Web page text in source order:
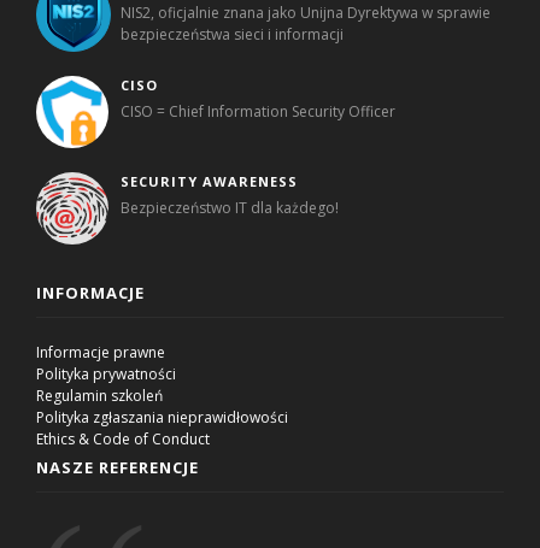
NIS2, oficjalnie znana jako Unijna Dyrektywa w sprawie
bezpieczeństwa sieci i informacji
CISO
CISO = Chief Information Security Officer
SECURITY AWARENESS
Bezpieczeństwo IT dla każdego!
INFORMACJE
Informacje prawne
Polityka prywatności
Regulamin szkoleń
Polityka zgłaszania nieprawidłowości
Ethics & Code of Conduct
NASZE REFERENCJE